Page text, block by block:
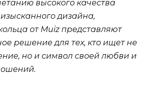
высокого качества
дизайна,
от Muiz представляют
решение для тех, кто ищет не
но и символ своей любви и